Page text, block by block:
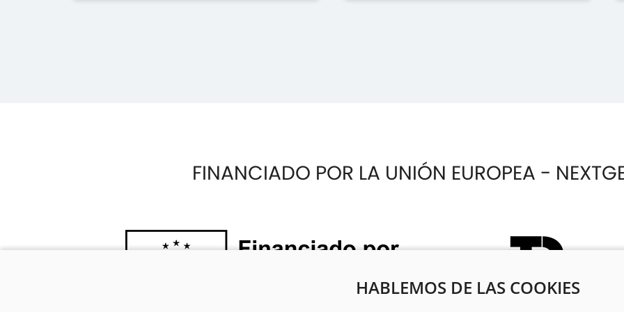
HABLEMOS DE LAS COOKIES
FINANCIADO POR LA UNIÓN EUROPEA -